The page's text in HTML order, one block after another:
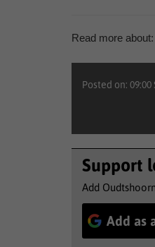
Read more about:
Posted on: 09:00
Support
Add
Add as